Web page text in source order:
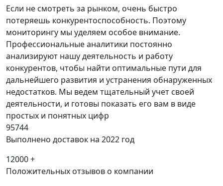
Если не смотреть за рынком, очень быстро
потеряешь конкурентоспособность. Поэтому
мониторингу мы уделяем особое внимание.
Профессиональные аналитики постоянно
анализируют нашу деятельность и работу
конкурентов, чтобы найти оптимальные пути для
дальнейшего развития и устранения обнаруженных
недостатков. Мы ведем тщательный учет своей
деятельности, и готовы показать его вам в виде
простых и понятных цифр
95744
Выполнено доставок на 2022 год
12000 +
Положительных отзывов о компании